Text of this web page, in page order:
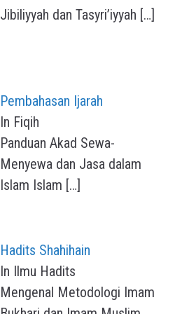
Jibiliyyah dan Tasyri’iyyah […]
Pembahasan Ijarah
In Fiqih
Panduan Akad Sewa-
Menyewa dan Jasa dalam
Islam Islam […]
Hadits Shahihain
In Ilmu Hadits
Mengenal Metodologi Imam